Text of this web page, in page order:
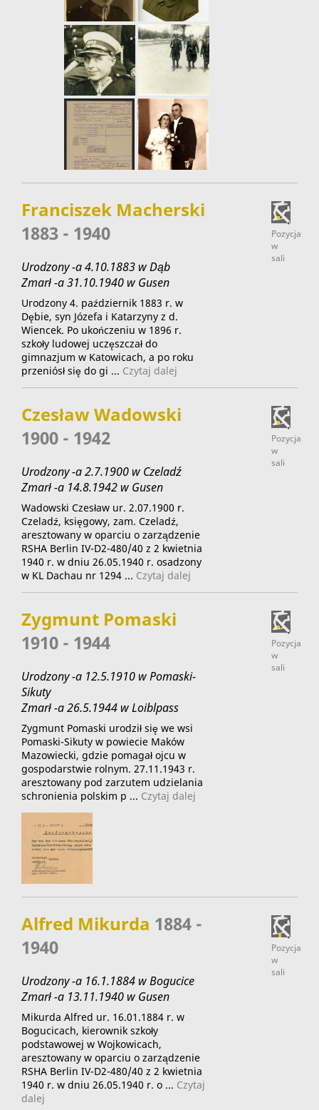
Franciszek Macherski
1883 - 1940
Urodzony -a 4.10.1883 w Dąb
Zmarł -a 31.10.1940 w Gusen
Urodzony 4. październik 1883 r. w
Dębie, syn Józefa i Katarzyny z d.
Wiencek. Po ukończeniu w 1896 r.
szkoły ludowej uczęszczał do
gimnazjum w Katowicach, a po roku
przeniósł się do gi ... Czytaj dalej
Pozycja
w
sali
Czesław Wadowski
1900 - 1942
Urodzony -a 2.7.1900 w Czeladź
Zmarł -a 14.8.1942 w Gusen
Wadowski Czesław ur. 2.07.1900 r.
Czeladź, księgowy, zam. Czeladź,
aresztowany w oparciu o zarządzenie
RSHA Berlin IV-D2-480/40 z 2 kwietnia
1940 r. w dniu 26.05.1940 r. osadzony
w KL Dachau nr 1294 ... Czytaj dalej
Pozycja
w
sali
Zygmunt Pomaski
1910 - 1944
Urodzony -a 12.5.1910 w Pomaski-
Sikuty
Zmarł -a 26.5.1944 w Loiblpass
Zygmunt Pomaski urodził się we wsi
Pomaski-Sikuty w powiecie Maków
Mazowiecki, gdzie pomagał ojcu w
gospodarstwie rolnym. 27.11.1943 r.
aresztowany pod zarzutem udzielania
schronienia polskim p ... Czytaj dalej
Pozycja
w
sali
Alfred Mikurda 1884 -
1940
Urodzony -a 16.1.1884 w Bogucice
Zmarł -a 13.11.1940 w Gusen
Mikurda Alfred ur. 16.01.1884 r. w
Bogucicach, kierownik szkoły
podstawowej w Wojkowicach,
aresztowany w oparciu o zarządzenie
RSHA Berlin IV-D2-480/40 z 2 kwietnia
1940 r. w dniu 26.05.1940 r. o ... Czytaj
dalej
Pozycja
w
sali